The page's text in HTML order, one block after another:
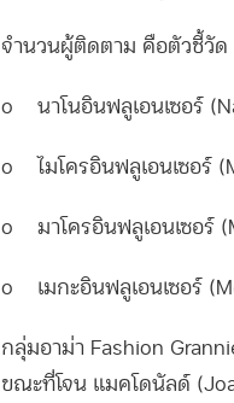
จำนวนผู้ติดตาม คือตัวชี้วัด
o นาโนอินฟลูเอนเซอร์
o ไมโครอินฟลูเอนเซอร์
o มาโครอินฟลูเอนเซอร์
o เมกะอินฟลูเอนเซอร์
กลุ่มอาม่า Fashion
ขณะที่โจน แมคโดนัลด์